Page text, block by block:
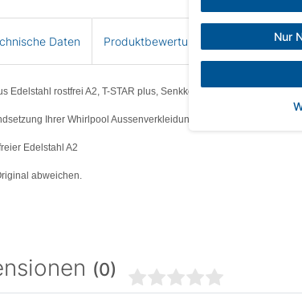
Daten Produktbewertung EU
Edelstahl rostfrei A2, T-STAR plus, Senkkopf, Vollgewinde, 4CUT
Ihrer Whirlpool Aussenverkleidung
Edelstahl A2
abweichen.
(0)
Nur